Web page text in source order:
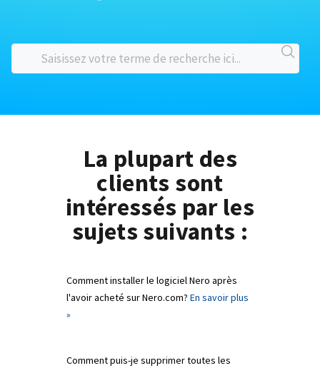
La plupart des
clients sont
intéressés par les
sujets suivants :
Comment installer le logiciel Nero après
l'avoir acheté sur Nero.com? En savoir plus
»
Comment puis-je supprimer toutes les